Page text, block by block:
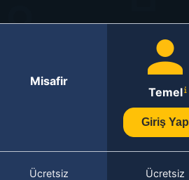
Misafir
Temel
Giriş Yap
Ücretsiz Ücretsiz